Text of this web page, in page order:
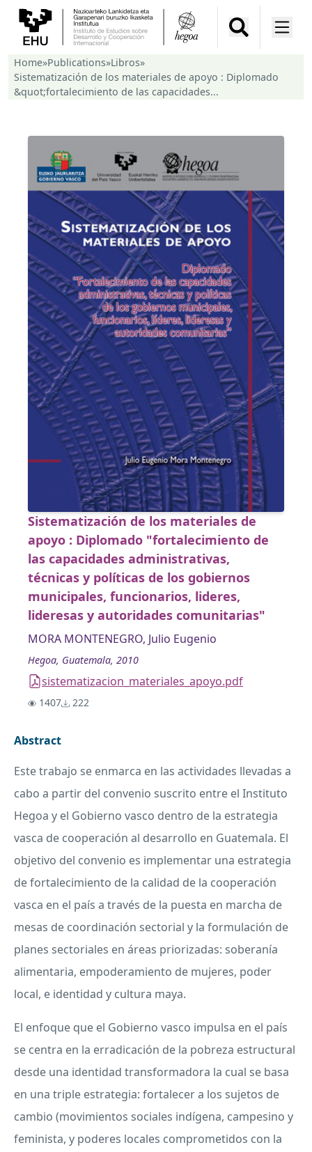
Home»Publications»Libros»
Sistematización de los materiales de apoyo : Diplomado
&quot;fortalecimiento de las capacidades...
Sistematización de los materiales de
apoyo : Diplomado "fortalecimiento de
las capacidades administrativas,
técnicas y políticas de los gobiernos
municipales, funcionarios, lideres,
lideresas y autoridades comunitarias"
MORA MONTENEGRO, Julio Eugenio
Hegoa, Guatemala, 2010
sistematizacion_materiales_apoyo.pdf
1407 222
Abstract
Este trabajo se enmarca en las actividades llevadas a
cabo a partir del convenio suscrito entre el Instituto
Hegoa y el Gobierno vasco dentro de la estrategia
vasca de cooperación al desarrollo en Guatemala. El
objetivo del convenio es implementar una estrategia
de fortalecimiento de la calidad de la cooperación
vasca en el país a través de la puesta en marcha de
mesas de coordinación sectorial y la formulación de
planes sectoriales en áreas priorizadas: soberanía
alimentaria, empoderamiento de mujeres, poder
local, e identidad y cultura maya.
El enfoque que el Gobierno vasco impulsa en el país
se centra en la erradicación de la pobreza estructural
desde una identidad transformadora la cual se basa
en una triple estrategia: fortalecer a los sujetos de
cambio (movimientos sociales indígena, campesino y
feminista, y poderes locales comprometidos con la